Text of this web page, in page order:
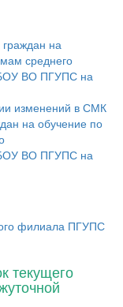
на
среднего
ВО ПГУПС на
изменений в СМК
на обучение по
ВО ПГУПС на
филиала ПГУПС
текущего